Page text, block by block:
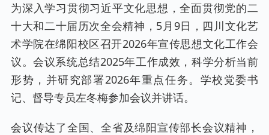
为深入学习贯彻习近平文化思想，全面贯彻党的二
十大和二十届历次全会精神，5月9日，四川文化艺
术学院在绵阳校区召开2026年宣传思想文化工作会
议。会议系统总结2025年工作成效，科学分析当前
形势，并研究部署2026年重点任务。学校党委书
记、督导专员左冬梅参加会议并讲话。
会议传达了全国、全省及绵阳宣传部长会议精神，